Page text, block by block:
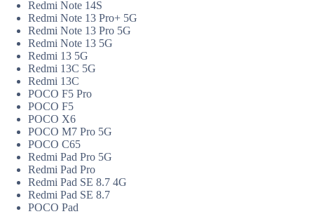
Redmi Note 14S
Redmi Note 13 Pro+ 5G
Redmi Note 13 Pro 5G
Redmi Note 13 5G
Redmi 13 5G
Redmi 13C 5G
Redmi 13C
POCO F5 Pro
POCO F5
POCO X6
POCO M7 Pro 5G
POCO C65
Redmi Pad Pro 5G
Redmi Pad Pro
Redmi Pad SE 8.7 4G
Redmi Pad SE 8.7
POCO Pad